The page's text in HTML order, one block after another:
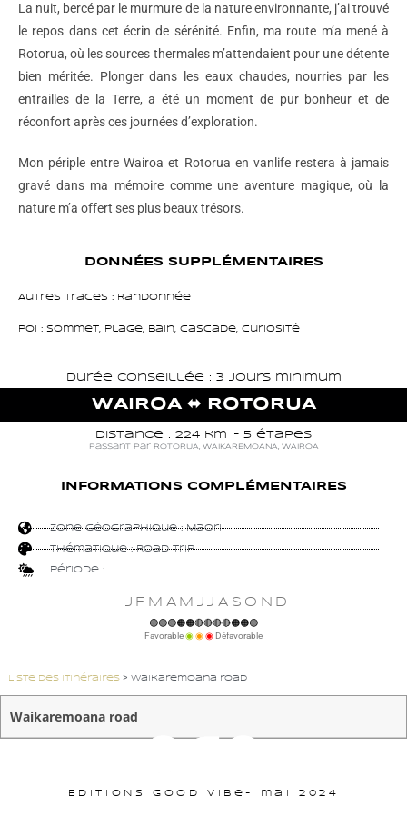
La nuit, bercé par le murmure de la nature environnante, j’ai trouvé
le repos dans cet écrin de sérénité. Enfin, ma route m’a mené à
Rotorua, où les sources thermales m’attendaient pour une détente
bien méritée. Plonger dans les eaux chaudes, nourries par les
entrailles de la Terre, a été un moment de pur bonheur et de
réconfort après ces journées d’exploration.
Mon périple entre Wairoa et Rotorua en vanlife restera à jamais
gravé dans ma mémoire comme une aventure magique, où la
nature m’a offert ses plus beaux trésors.
DONNÉES SUPPLÉMENTAIRES
Autres traces : Randonnée
POI : Sommet, Plage, Bain, Cascade, Curiosité
Durée conseillée : 3 jours minimum
WAIROA ⬌ ROTORUA
Distance : 224 km - 5 étapes
passant par ROTORUA, WAIKAREMOANA, WAIROA
INFORMATIONS COMPLÉMENTAIRES
Zone géographique :Maori
Thématique :Road Trip
Période :
JFMAMJJASOND
🟢🟢🟢🟠🟠🔴🔴🔴🔴🟠🟠🟢
Favorable◉◉◉ Défavorable
Liste des itinéraires> Waikaremoana road
Waikaremoana road
EDITIONS Good Vibe- mai 2024